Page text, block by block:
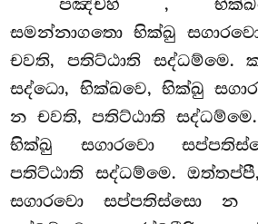
‘‘පඤ්චහි,
සමන්නාගතො භික්ඛු
චවති, පතිට්ඨාති සද්ධම්මෙ.
සද්ධො, භික්ඛවෙ, භික්ඛු
න චවති, පතිට්ඨාති
භික්ඛු සගාරවො
පතිට්ඨාති සද්ධම්මෙ.
සගාරවො සප්පතිස්සො න